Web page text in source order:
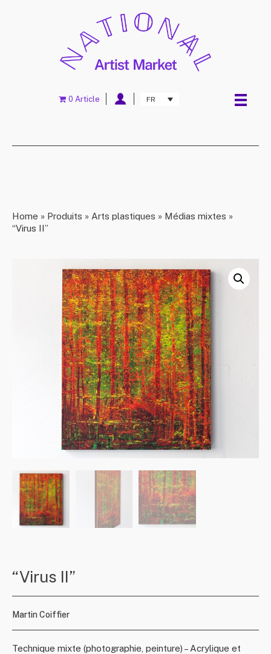
FR
0 Article
Home » Produits » Arts plastiques » Médias mixtes »
“Virus II”
“Virus II”
Martin Coiffier
Technique mixte (photographie, peinture) – Acrylique et